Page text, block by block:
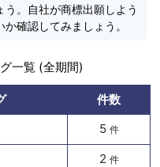
。自社が商標出願しよう
確認してみましょう。
一覧 (全期間)
件数
5 件
2 件